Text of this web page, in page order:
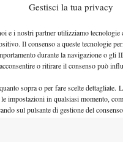
Gestisci la tua privacy
e i nostri partner utilizziamo tecnologie
Il consenso a queste tecnologie
durante la navigazione o gli
o ritirare il consenso può
sopra o per fare scelte dettagliate.
impostazioni in qualsiasi momento,
sul pulsante di gestione del
3 giugnodel
che sfidaAuger-
in semifinale. Nel
.